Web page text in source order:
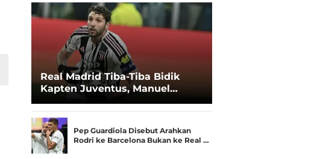
Real Madrid Tiba-Tiba Bidik
Kapten Juventus, Manuel
Pep Guardiola Disebut Arahkan
Rodri ke Barcelona Bukan ke Real …